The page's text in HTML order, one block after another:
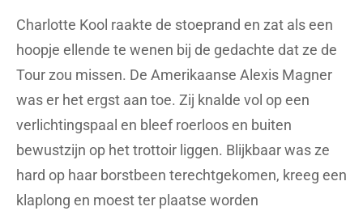
Charlotte Kool raakte de stoeprand en zat als een
hoopje ellende te wenen bij de gedachte dat ze de
Tour zou missen. De Amerikaanse Alexis Magner
was er het ergst aan toe. Zij knalde vol op een
verlichtingspaal en bleef roerloos en buiten
bewustzijn op het trottoir liggen. Blijkbaar was ze
hard op haar borstbeen terechtgekomen, kreeg een
klaplong en moest ter plaatse worden